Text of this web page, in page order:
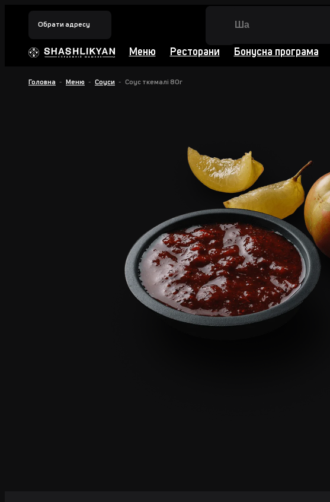
Обрати адресу
Меню Ресторани Бонусна програма
Головна Меню Соуси Соус ткемалi 80г